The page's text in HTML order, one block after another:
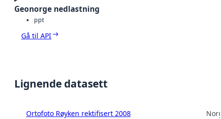
Geonorge nedlastning
ppt
Gå til API
Lignende datasett
Ortofoto Røyken rektifisert 2008